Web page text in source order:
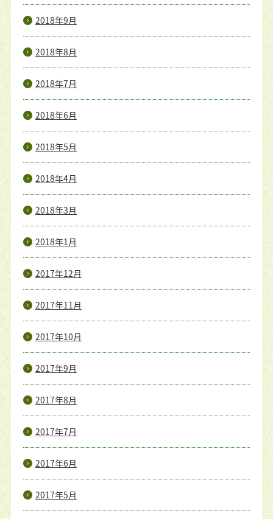
2018年9月
2018年8月
2018年7月
2018年6月
2018年5月
2018年4月
2018年3月
2018年1月
2017年12月
2017年11月
2017年10月
2017年9月
2017年8月
2017年7月
2017年6月
2017年5月